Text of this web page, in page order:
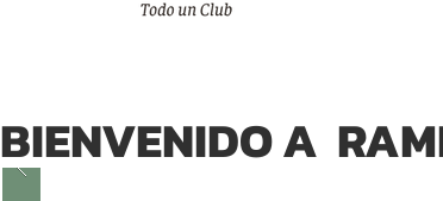
BIENVENIDO A